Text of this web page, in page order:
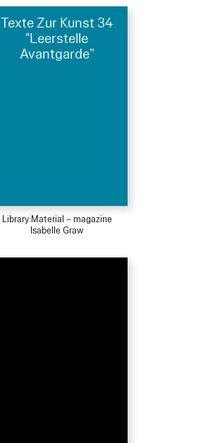
Texte Zur Kunst 34
"Leerstelle
Avantgarde”
Library Material – magazine
Isabelle Graw